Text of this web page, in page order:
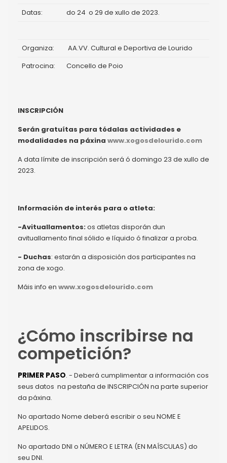
Datas:
do 24 o 29 de xullo de 2023.
Organiza:
AA.VV. Cultural e Deportiva de Lourido
Patrocina:
Concello de Poio
INSCRIPCIÓN
Serán gratuítas para tódalas actividades e
modalidades na páxina www.xogosdelourido.com
A data límite de inscripción será ó domingo 23 de xullo de
2023.
Información de interés para o atleta:
-Avituallamentos:os atletas disporán dun
avituallamento final sólido e líquido ó finalizar a proba.
- Duchas: estarán a disposición dos participantes na
zona de xogo.
Máis info en www.xogosdelourido.com
¿Cómo inscribirse na
competición?
PRIMER PASO. - Deberá cumplimentar a información cos
seus datos na pestaña de INSCRIPCIÓN na parte superior
da páxina.
No apartado Nome deberá escribir o seu NOME E
APELIDOS.
No apartado DNI o NÚMERO E LETRA (EN MAÍSCULAS) do
seu DNI.